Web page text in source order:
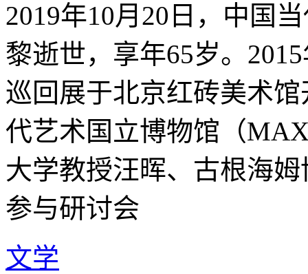
2019年10月20日，中国
黎逝世，享年65岁。
巡回展于北京红砖美术
代艺术国立博物馆（
大学教授汪晖、古根海
参与研讨会
文学